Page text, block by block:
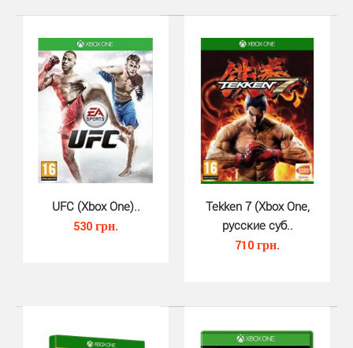
480 грн.
WWE Battlegrounds (Xbox One) — новая
ошеломительная аркада, где ваши любимые
суперзвёзды и легенды W..
UFC (Xbox One)..
530 грн.
Tekken 7 (Xbox One,
русские суб..
710 грн.